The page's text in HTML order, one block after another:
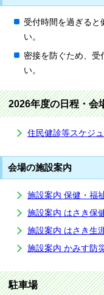
受付時間を過ぎると
い。
密接を防ぐため、受
い。
2026年度の日程・会
住民健診等スケジ
会場の施設案内
施設案内 保健・福
施設案内 はさき保
施設案内 はさき生
施設案内 かみす防
駐車場